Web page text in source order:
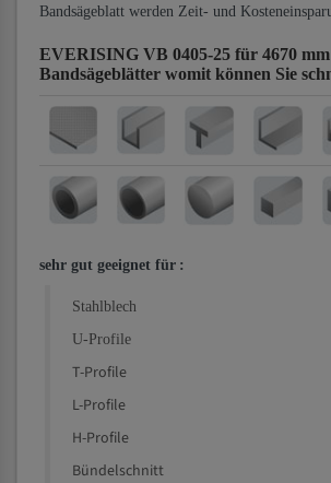
Bandsägeblatt werden Zeit- und
EVERISING VB 0405-25 für 4670
Bandsägeblätter womit können Sie
sehr gut geeignet für :
Stahlblech
U-Profile
T-Profile
L-Profile
H-Profile
Bündelschnitt